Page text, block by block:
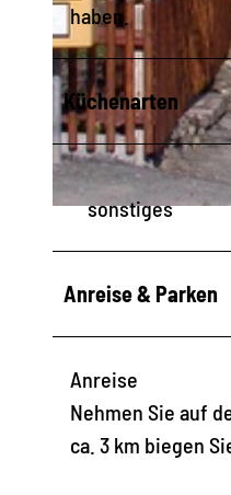
© Vogtland - Sinfonie der Natur |CC-BY-
© FVV Rosenbach/ Vogtl. e.V./ A.Wetzel |
haben.
Küchenarten
sonstiges
Anreise & Parken
Anreise
Nehmen Sie auf
ca. 3 km biegen